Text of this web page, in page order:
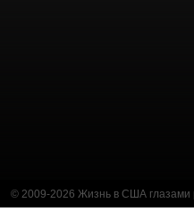
© 2009-2026 Жизнь в США глазами